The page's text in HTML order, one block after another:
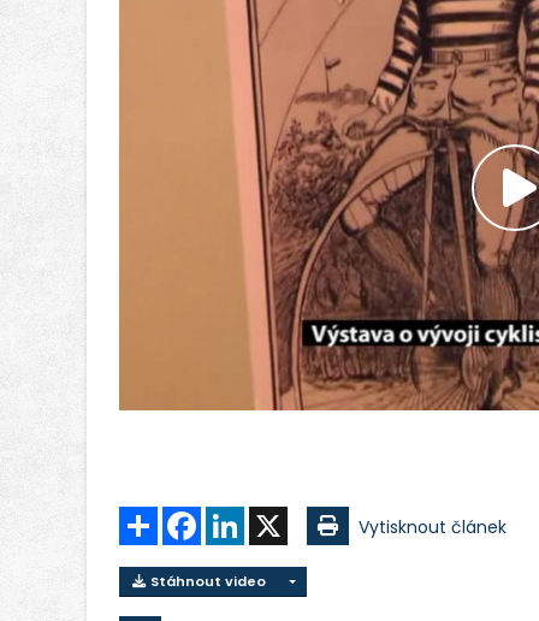
Sdílet FacebookLinkedIn Vytisknout článek
Stáhnout video